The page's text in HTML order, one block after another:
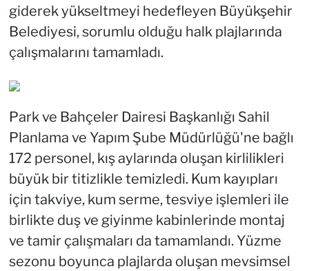
giderek yükseltmeyi hedefleyen Büyükşehir
Belediyesi, sorumlu olduğu halk plajlarında
çalışmalarını tamamladı.
Park ve Bahçeler Dairesi Başkanlığı Sahil
Planlama ve Yapım Şube Müdürlüğü'ne bağlı
172 personel, kış aylarında oluşan kirlilikleri
büyük bir titizlikle temizledi. Kum kayıpları
için takviye, kum serme, tesviye işlemleri ile
birlikte duş ve giyinme kabinlerinde montaj
ve tamir çalışmaları da tamamlandı. Yüzme
sezonu boyunca plajlarda oluşan mevsimsel